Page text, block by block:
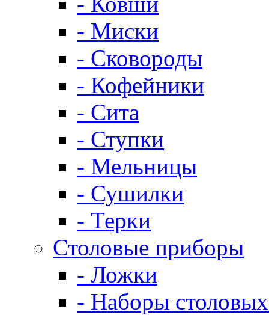
- Миски
- Сковороды
- Кофейники
- Сита
- Ступки
- Мельницы
- Сушилки
- Терки
Столовые приборы
- Ложки
- Наборы